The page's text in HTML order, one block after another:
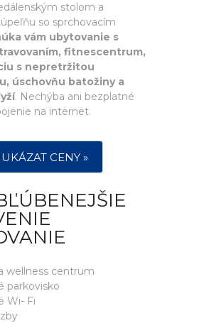
stolom a
so sprchovacím
vám ubytovanie s
fitnescentrum,
s nepretržitou
úschovňu batožiny a
. Nechýba ani bezplatné
na internet.
UKÁZAT CENY »
wellness centrum
parkovisko
Wi- Fi